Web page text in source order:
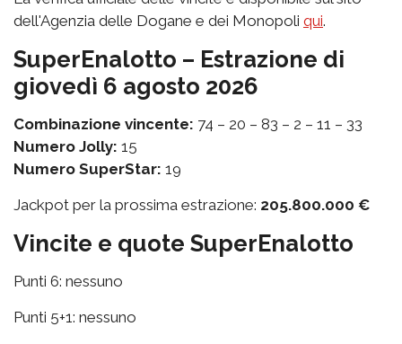
dell'Agenzia delle Dogane e dei Monopoli qui.
SuperEnalotto – Estrazione di
giovedì 6 agosto 2026
Combinazione vincente: 74 – 20 – 83 – 2 – 11 – 33
Numero Jolly: 15
Numero SuperStar: 19
Jackpot per la prossima estrazione: 205.800.000 €
Vincite e quote SuperEnalotto
Punti 6: nessuno
Punti 5+1: nessuno